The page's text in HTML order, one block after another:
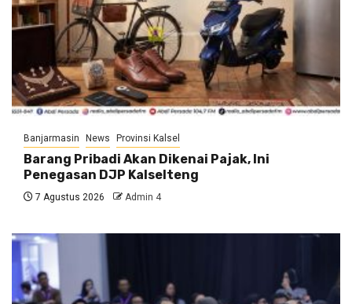
Banjarmasin News Provinsi Kalsel
Barang Pribadi Akan Dikenai Pajak, Ini
Penegasan DJP Kalselteng
7 Agustus 2026 Admin 4